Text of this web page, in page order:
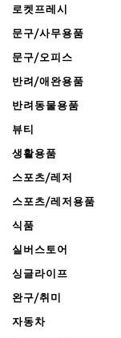
로켓프레시
문구/사무용품
문구/오피스
반려/애완용품
반려동물용품
뷰티
생활용품
스포츠/레저
스포츠/레저용품
식품
실버스토어
싱글라이프
완구/취미
자동차